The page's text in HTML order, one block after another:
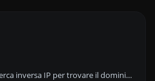
Utilizza lo strumento di ricerca inversa IP per trovare il dominio o l'host associato a qualsiasi indirizzo IP in modo rapido e semplice.